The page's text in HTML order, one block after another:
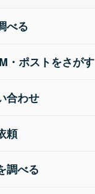
べる
・ポストをさがす
合わせ
頼
調べる